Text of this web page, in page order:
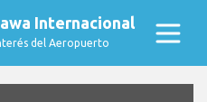
Internacional
del Aeropuerto